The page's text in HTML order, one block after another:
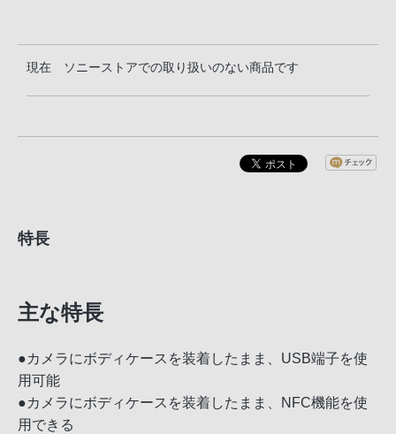
現在 ソニーストアでの取り扱いのない商品です
特長
主な特長
●カメラにボディケースを装着したまま、USB端子を使
用可能
●カメラにボディケースを装着したまま、NFC機能を使
用できる